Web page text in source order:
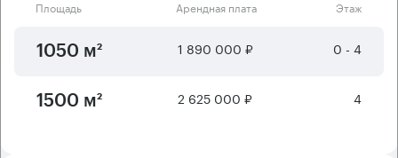
Площадь Арендная плата Этаж
1050 м² 1 890 000 ₽ 0 - 4
1500 м² 2 625 000 ₽ 4